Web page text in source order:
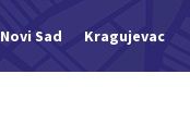
Novi Sad Kragujevac